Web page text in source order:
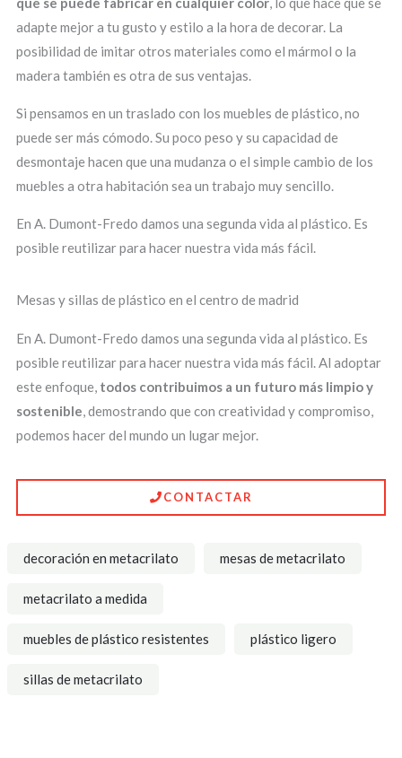
adapte mejor a tu gusto y estilo a la hora de decorar. La
posibilidad de imitar otros materiales como el mármol o la
madera también es otra de sus ventajas.
Si pensamos en un traslado con los muebles de plástico, no
puede ser más cómodo. Su poco peso y su capacidad de
desmontaje hacen que una mudanza o el simple cambio de los
muebles a otra habitación sea un trabajo muy sencillo.
En A. Dumont-Fredo damos una segunda vida al plástico. Es
posible reutilizar para hacer nuestra vida más fácil.
Mesas y sillas de plástico en el centro de madrid
En A. Dumont-Fredo damos una segunda vida al plástico. Es
posible reutilizar para hacer nuestra vida más fácil. Al adoptar
este enfoque, todos contribuimos a un futuro más limpio y
sostenible, demostrando que con creatividad y compromiso,
podemos hacer del mundo un lugar mejor.
CONTACTAR
decoración en metacrilato mesas de metacrilato
metacrilato a medida
muebles de plástico resistentes plástico ligero
sillas de metacrilato